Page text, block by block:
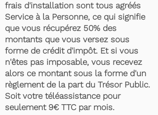
frais d'installation sont tous agréés
Service à la Personne, ce qui signifie
que vous récupérez 50% des
montants que vous versez sous
forme de crédit d'impôt. Et si vous
n'êtes pas imposable, vous recevez
alors ce montant sous la forme d'un
règlement de la part du Trésor Public.
Soit votre téléassistance pour
seulement 9€ TTC par mois.